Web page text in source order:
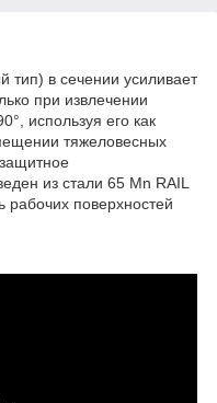
в сечении усиливает
при извлечении
используя его как
тяжеловесных
из стали 65 Mn RAIL
рабочих поверхностей